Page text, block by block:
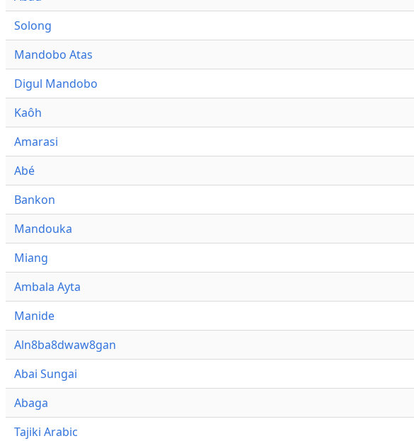
Solong
Mandobo Atas
Digul Mandobo
Kaôh
Amarasi
Abé
Bankon
Mandouka
Miang
Ambala Ayta
Manide
Aln8ba8dwaw8gan
Abai Sungai
Abaga
Tajiki Arabic